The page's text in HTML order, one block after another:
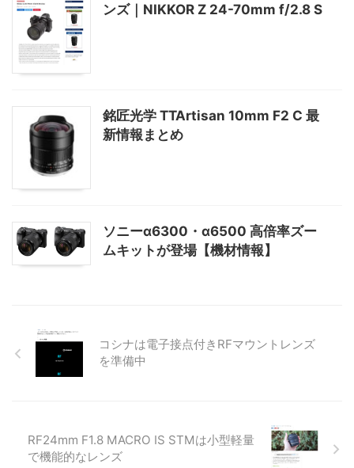
ンズ｜NIKKOR Z 24-70mm f/2.8 S
銘匠光学 TTArtisan 10mm F2 C 最
新情報まとめ
ソニーα6300・α6500 高倍率ズー
ムキットが登場【機材情報】
コシナは電子接点付きRFマウントレンズ
を準備中
RF24mm F1.8 MACRO IS STMは小型軽量
で機能的なレンズ